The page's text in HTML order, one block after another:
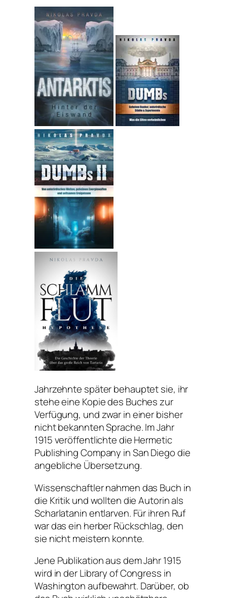
Jahrzehnte später behauptet sie, ihr
stehe eine Kopie des Buches zur
Verfügung, und zwar in einer bisher
nicht bekannten Sprache. Im Jahr
1915 veröffentlichte die Hermetic
Publishing Company in San Diego die
angebliche Übersetzung.
Wissenschaftler nahmen das Buch in
die Kritik und wollten die Autorin als
Scharlatanin entlarven. Für ihren Ruf
war das ein herber Rückschlag, den
sie nicht meistern konnte.
Jene Publikation aus dem Jahr 1915
wird in der Library of Congress in
Washington aufbewahrt. Darüber, ob